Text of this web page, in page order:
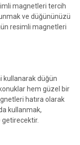
magnetleri tercih
ve düğününüzü
resimli magnetleri
kullanarak düğün
hem güzel bir
hatıra olarak
kullanmak,